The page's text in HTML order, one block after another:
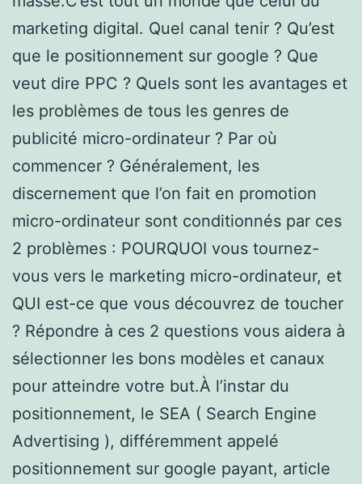
marketing digital. Quel canal tenir ? Qu’est
que le positionnement sur google ? Que
veut dire PPC ? Quels sont les avantages et
les problèmes de tous les genres de
publicité micro-ordinateur ? Par où
commencer ? Généralement, les
discernement que l’on fait en promotion
micro-ordinateur sont conditionnés par ces
2 problèmes : POURQUOI vous tournez-
vous vers le marketing micro-ordinateur, et
QUI est-ce que vous découvrez de toucher
? Répondre à ces 2 questions vous aidera à
sélectionner les bons modèles et canaux
pour atteindre votre but.À l’instar du
positionnement, le SEA ( Search Engine
Advertising ), différemment appelé
positionnement sur google payant, article